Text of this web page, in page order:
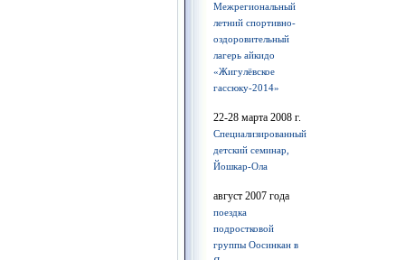
Межрегиональный
летний спортивно-
оздоровительный
лагерь айкидо
«Жигулёвское
гассюку-2014»
22-28 марта 2008 г.
Cпециализированный
детский семинар,
Йошкар-Ола
август 2007 года
поездка
подростковой
группы Оосинкан в